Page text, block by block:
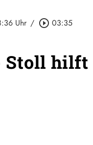
Uhr / play_circle_outline 03:35
Stoll